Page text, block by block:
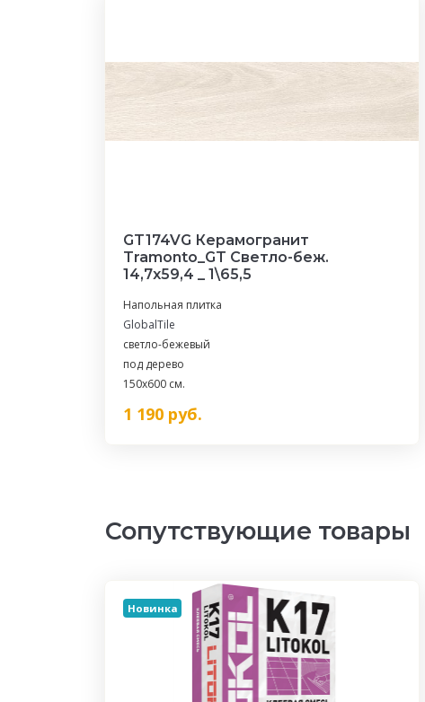
GT174VG Керамогранит
Tramonto_GT Светло-беж.
14,7x59,4 _ 1\65,5
Напольная плитка
GlobalTile
светло-бежевый
под дерево
150x600 см.
1 190 руб.
Сопутствующие товары
Новинка